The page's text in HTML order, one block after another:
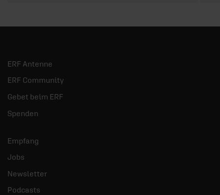
ERF Antenne
ERF Community
Gebet beim ERF
Spenden
Empfang
Jobs
Newsletter
Podcasts